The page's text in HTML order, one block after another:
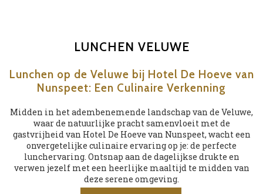
LUNCHEN VELUWE
Lunchen op de Veluwe bij Hotel De Hoeve van
Nunspeet: Een Culinaire Verkenning
Midden in het adembenemende landschap van de Veluwe,
waar de natuurlijke pracht samenvloeit met de
gastvrijheid van Hotel De Hoeve van Nunspeet, wacht een
onvergetelijke culinaire ervaring op je: de perfecte
lunchervaring. Ontsnap aan de dagelijkse drukte en
verwen jezelf met een heerlijke maaltijd te midden van
deze serene omgeving.